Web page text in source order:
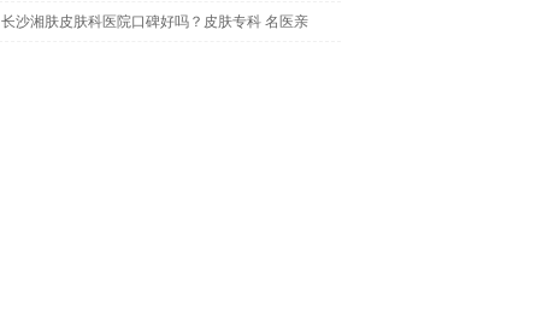
长沙湘肤皮肤科医院口碑好吗？皮肤专科 名医亲